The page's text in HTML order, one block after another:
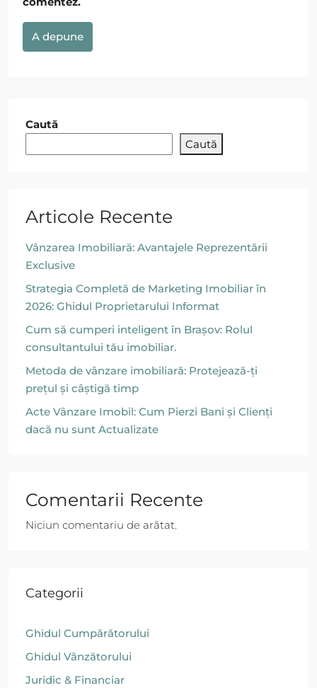
A depune
Caută
Caută
Articole Recente
Vânzarea Imobiliară: Avantajele Reprezentării
Exclusive
Strategia Completă de Marketing Imobiliar în
2026: Ghidul Proprietarului Informat
Cum să cumperi inteligent în Brașov: Rolul
consultantului tău imobiliar.
Metoda de vânzare imobiliară: Protejează-ți
prețul și câștigă timp
Acte Vânzare Imobil: Cum Pierzi Bani și Clienți
dacă nu sunt Actualizate
Comentarii Recente
Niciun comentariu de arătat.
Categorii
Ghidul Cumpărătorului
Ghidul Vânzătorului
Juridic & Financiar